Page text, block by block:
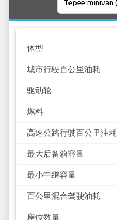
体型
城市行驶百公里油耗
驱动轮
燃料
高速公路行驶百公里油耗
最大后备箱容量
最小中继容量
百公里混合驾驶油耗
座位数量